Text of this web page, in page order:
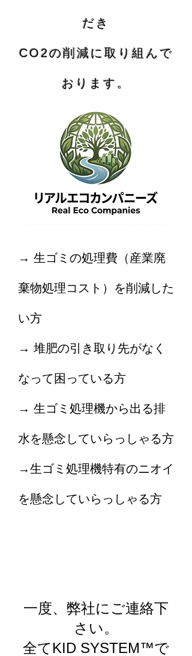
だき
​CO2の削減に取り組んで
おります。
→ 生ゴミの処理費（産業廃
棄物処理コスト）を削減した
い方
→ 堆肥の引き取り先がなく
なって困っている方
​→ 生ゴミ処理機から出る排
水を懸念していらっしゃる方
→生ゴミ処理機特有のニオイ
を懸念していらっしゃる方
​一度、弊社にご連絡下
さい。
全てKID SYSTEM​™で